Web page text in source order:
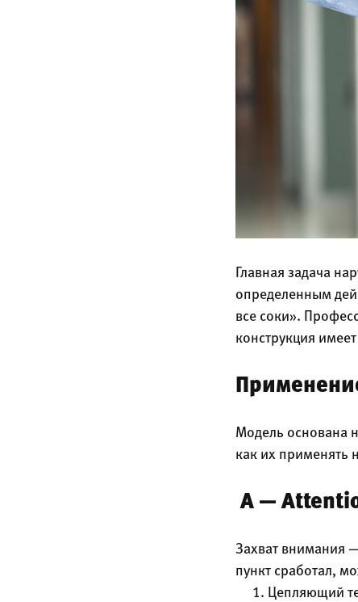
Главная задача
определенным
все соки».
конструкция
Модель основана
как их применять
A —
Захват внимания
пункт сработал,
Цепляющий